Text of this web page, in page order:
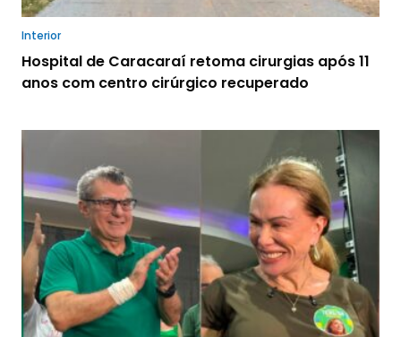
Interior
Hospital de Caracaraí retoma cirurgias após 11
anos com centro cirúrgico recuperado